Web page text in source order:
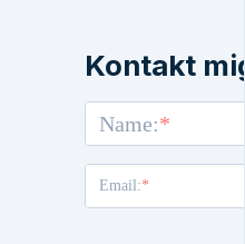
Kontakt
Name:
Email: